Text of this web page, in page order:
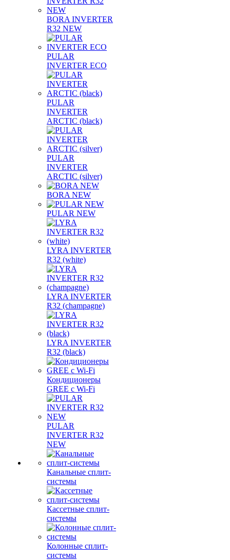
BORA INVERTER
R32 NEW
PULAR
INVERTER ECO
PULAR
INVERTER
ARCTIC (black)
PULAR
INVERTER
ARCTIC (silver)
BORA NEW
PULAR NEW
LYRA INVERTER
R32 (white)
LYRA INVERTER
R32 (champagne)
LYRA INVERTER
R32 (black)
Кондиционеры
GREE с Wi-Fi
PULAR
INVERTER R32
NEW
Канальные сплит-
системы
Кассетные сплит-
системы
Колонные сплит-
системы